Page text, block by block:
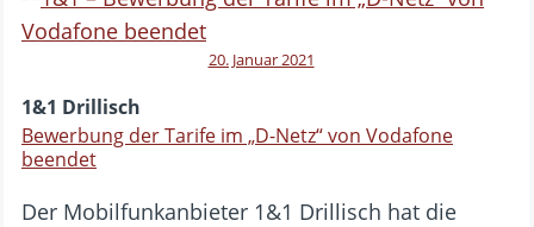
20. Januar 2021
1&1 Drillisch
Bewerbung der Tarife im „D-Netz“ von Vodafone
beendet
Der Mobilfunkanbieter 1&1 Drillisch hat die